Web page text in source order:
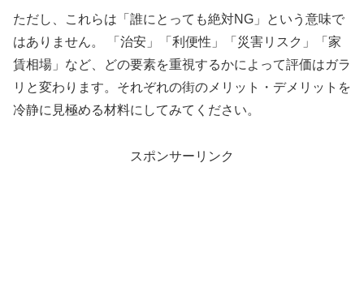
ただし、これらは「誰にとっても絶対NG」という意味で
はありません。 「治安」「利便性」「災害リスク」「家
賃相場」など、どの要素を重視するかによって評価はガラ
リと変わります。それぞれの街のメリット・デメリットを
冷静に見極める材料にしてみてください。
スポンサーリンク